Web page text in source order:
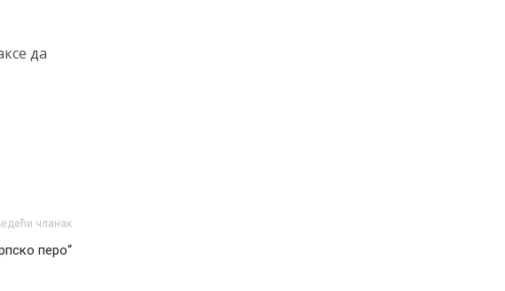
да
чланак
перо“